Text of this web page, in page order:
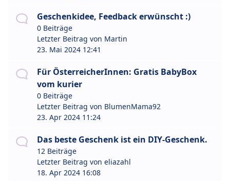
Geschenkidee, Feedback erwünscht :)
0 Beiträge
Letzter Beitrag von Martin
23. Mai 2024 12:41
Für ÖsterreicherInnen: Gratis BabyBox
vom kurier
0 Beiträge
Letzter Beitrag von BlumenMama92
23. Apr 2024 11:24
Das beste Geschenk ist ein DIY-Geschenk.
12 Beiträge
Letzter Beitrag von eliazahl
18. Apr 2024 16:08